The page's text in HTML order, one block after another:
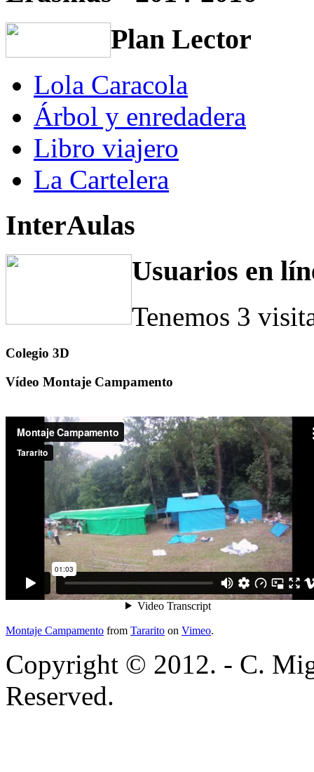
Plan Lector
Lola Caracola
Árbol y enredadera
Libro viajero
La Cartelera
InterAulas
Usuarios en
Tenemos 3
Colegio 3D
Vídeo Montaje Campamento
Montaje Campamento from Tararito on Vimeo.
Copyright © 2012. - C.
Reserved.